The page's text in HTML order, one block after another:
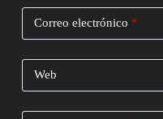
Correo electrónico *
Web